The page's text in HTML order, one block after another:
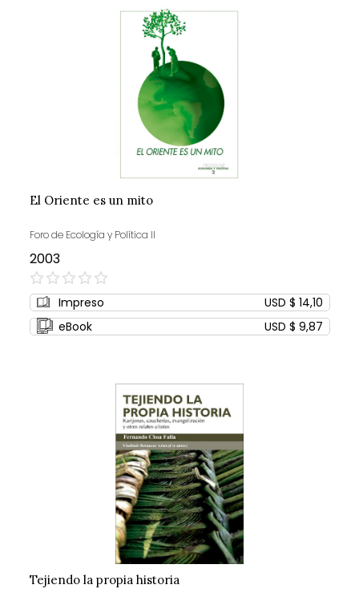
El Oriente es un mito
Foro de Ecología y Política II
2003
0%
Impreso
USD $ 14,10
eBook
USD $ 9,87
Tejiendo la propia historia